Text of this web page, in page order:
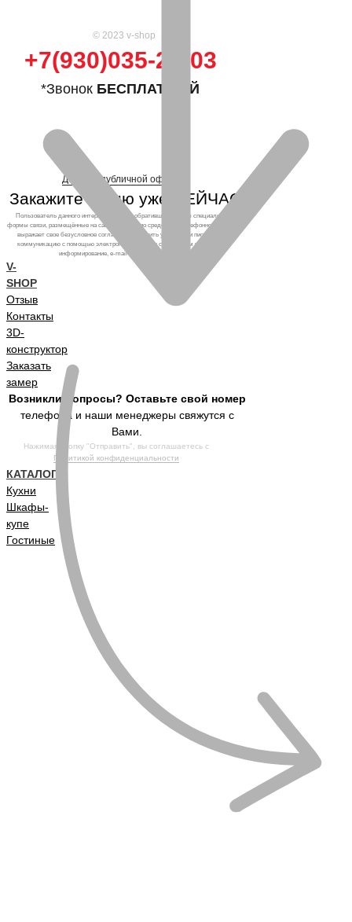
© 2023 v-shop
+7(930)035-25-03
*Звонок БЕСПЛАТНЫЙ
Договор публичной оферты
Закажите кухню уже СЕЙЧАС!
Пользователь данного интернет-ресурса, обратившийся через специальные
формы связи, размещённые на сайте, а также по средствам телефонного звонка,
выражает свое безусловное согласие продолжить устную или письменную
коммуникацию с помощью электронных средств связи, в том числе: sms-
информирование, e-mail-рассылка и т.п. и т.д.
V-
SHOP
Отзыв
Контакты
3D-
конструктор
Заказать
замер
Возникли вопросы? Оставьте свой номер
телефона и наши менеджеры свяжутся с
Вами.
Нажимая кнопку "Отправить", вы соглашаетесь с
Политикой конфиденциальности
КАТАЛОГ
Кухни
Шкафы-
купе
Гостиные